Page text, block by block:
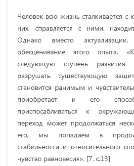
Человек всю жизнь сталкивается с
них, справляется с ними,
Однако вместо
обесценивание этого опыта.
следующую ступень развития
разрушать существующую
становится ранимым и
приобретает и его
приспосабливаться к
переход может продолжаться
его, мы попадаем в
стабильности и относительного
чувство равновесия». [7. с.13]